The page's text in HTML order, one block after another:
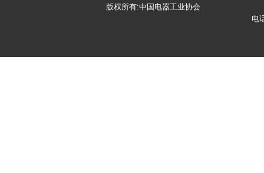
版权所有:中国电器工业协会
电